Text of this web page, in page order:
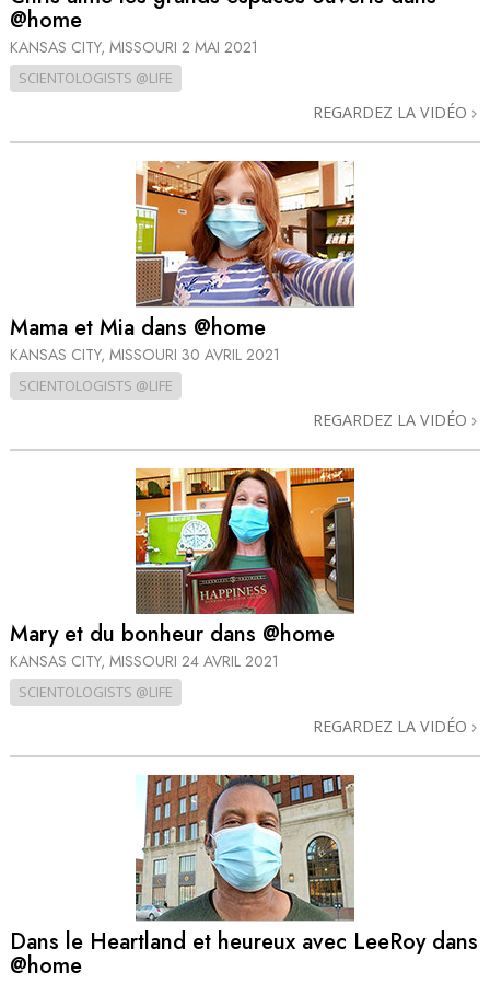
@home
KANSAS CITY, MISSOURI 2 MAI 2021
SCIENTOLOGISTS @LIFE
REGARDEZ LA VIDÉO
Mama et Mia dans @home
KANSAS CITY, MISSOURI 30 AVRIL 2021
SCIENTOLOGISTS @LIFE
REGARDEZ LA VIDÉO
Mary et du bonheur dans @home
KANSAS CITY, MISSOURI 24 AVRIL 2021
SCIENTOLOGISTS @LIFE
REGARDEZ LA VIDÉO
Dans le Heartland et heureux avec LeeRoy dans
@home